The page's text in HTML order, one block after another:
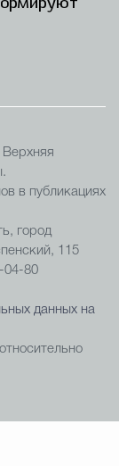
Верхняя
в публикациях
город
115
04-80
данных на